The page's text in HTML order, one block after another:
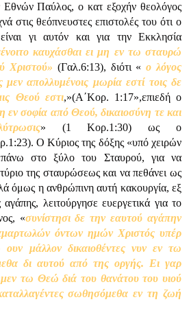
Παύλος, ο κατ εξοχήν θεολόγος
στις θεόπνευστες επιστολές του ότι ο
γι αυτόν και για την Εκκλησία
καυχάσθαι ει μη εν τω σταυρώ
Χριστού» (Γαλ.6:13), διότι «ο λόγος
απολλυμένοις μωρία εστί τοις δε
Θεού εστι,»(Α΄Κορ. 1:17»,επιεδή ο
εν σοφία από Θεού, δικαιοσύνη τε και
» (1 Κορ.1:30) ως ο
Ο Κύριος της δόξης «υπό χειρών
στο ξύλο του Σταυρού, για να
της σταυρώσεως και να πεθάνει ως
όμως η ανθρώπινη αυτή κακουργία, εξ
αγάπης, λειτούργησε ευεργετικά για το
«συνίστησι δε την εαυτού αγάπην
όντων ημών Χριστός υπέρ
μάλλον δικαιοθέντες νυν εν τω
δι αυτού από της οργής. Ει γαρ
τω Θεώ διά του θανάτου του υιού
σωθησόμεθα εν τη ζωή